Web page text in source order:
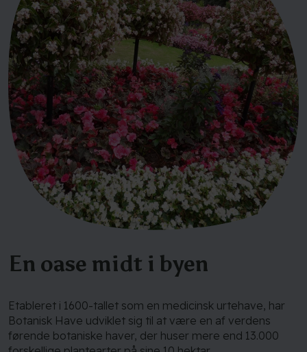
En oase midt i byen
Etableret i 1600-tallet som en medicinsk urtehave, har
Botanisk Have udviklet sig til at være en af verdens
førende botaniske haver, der huser mere end 13.000